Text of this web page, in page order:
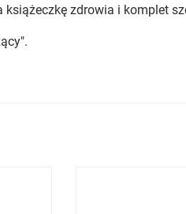
zdrowia i komplet